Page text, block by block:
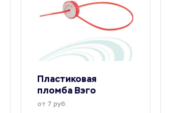
Пластиковая
пломба Вэго
от 7 руб.